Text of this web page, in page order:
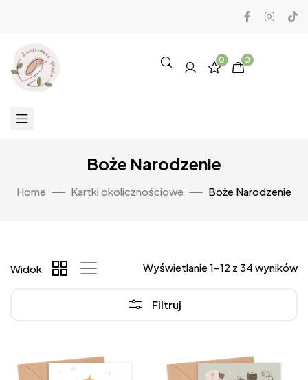
0 0
Boże Narodzenie
Home Kartki okolicznościowe Boże Narodzenie
Filtruj
Wyświetlanie 1–12 z 34 wyników
Widok